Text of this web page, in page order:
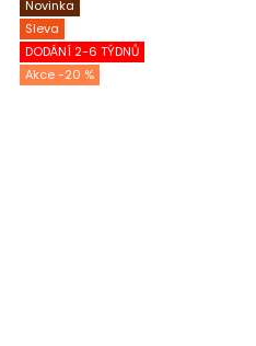
Novinka
Sleva
DODÁNÍ 2-6 TÝDNŮ
-20 %